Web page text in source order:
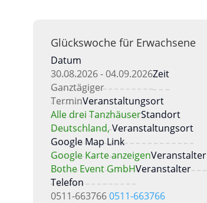
Glückswoche für Erwachsene
Datum
30.08.2026 - 04.09.2026Zeit
Ganztägiger
TerminVeranstaltungsort
Alle drei TanzhäuserStandort
Deutschland,Veranstaltungsort
Google Map Link
Google Karte anzeigenVeranstalter
Bothe Event GmbHVeranstalter
Telefon
0511-663766 0511-663766